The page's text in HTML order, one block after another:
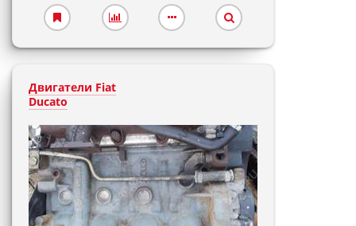
Двигатели Fiat
Ducato